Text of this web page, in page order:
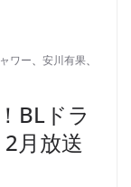
ワー、 安川有果、
BLドラ
月放送